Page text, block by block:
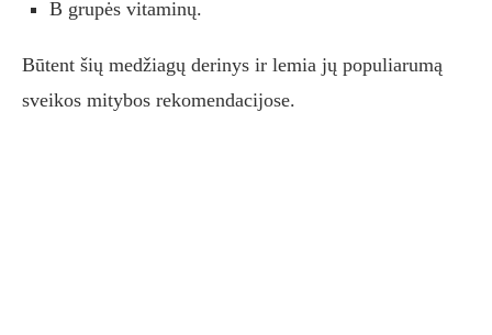
B grupės vitaminų.
Būtent šių medžiagų derinys ir lemia jų populiarumą
sveikos mitybos rekomendacijose.